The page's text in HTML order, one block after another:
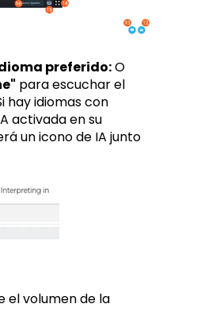
preferido:O
para escuchar el
hay idiomas con
activada en su
un icono de IA junto
el volumen de la